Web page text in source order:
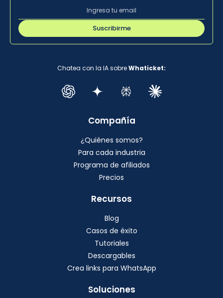
Suscribirme
Chatea con la IA sobreWhaticket:
Compañía
¿Quiénes somos?
Para cada industria
Programa de afiliados
Precios
Recursos
Blog
Casos de éxito
Tutoriales
Descargables
Crea links para WhatsApp
Soluciones